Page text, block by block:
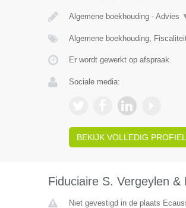
Algemene boekhouding - Advies
Algemene boekhouding,
Er wordt gewerkt op afspraak.
Sociale media:
BEKIJK VOLLEDIG PROFIEL
Fiduciaire S. Vergeylen &
Niet gevestigd in de plaats